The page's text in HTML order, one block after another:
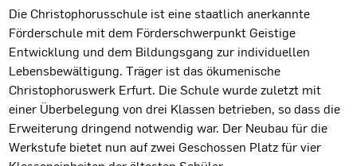
Die Christophorusschule ist eine staatlich anerkannte
Förderschule mit dem Förderschwerpunkt Geistige
Entwicklung und dem Bildungsgang zur individuellen
Lebensbewältigung. Träger ist das ökumenische
Christophoruswerk Erfurt. Die Schule wurde zuletzt mit
einer Überbelegung von drei Klassen betrieben, so dass die
Erweiterung dringend notwendig war. Der Neubau für die
Werkstufe bietet nun auf zwei Geschossen Platz für vier